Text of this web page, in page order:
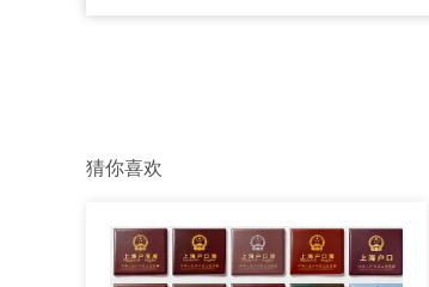
猜你喜欢